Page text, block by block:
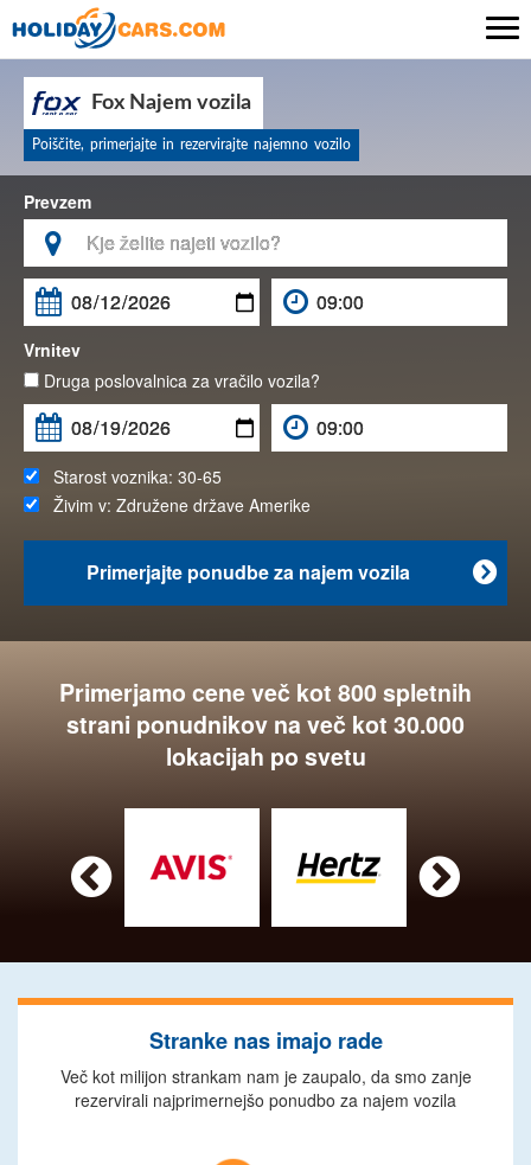
Fox Najem vozila
Poiščite, primerjajte in rezervirajte najemno vozilo
Prevzem


Vrnitev
Druga poslovalnica za vračilo vozila?
Starost voznika: 30-65
Živim v: Združene države Amerike

Primerjajte ponudbe za najem vozila
Primerjamo cene več kot 800 spletnih
strani ponudnikov na več kot 30.000
lokacijah po svetu
 
Stranke nas imajo rade
Več kot milijon strankam nam je zaupalo, da smo zanje
rezervirali najprimernejšo ponudbo za najem vozila